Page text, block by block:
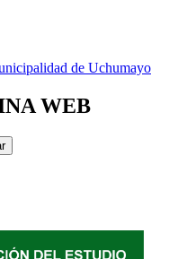
de Uchumayo
WEB